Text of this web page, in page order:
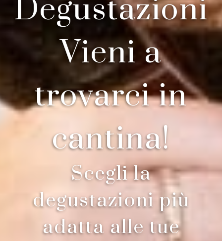
Degustazioni
Vieni a
trovarci in
cantina!
Scegli la
degustazioni più
adatta alle tue